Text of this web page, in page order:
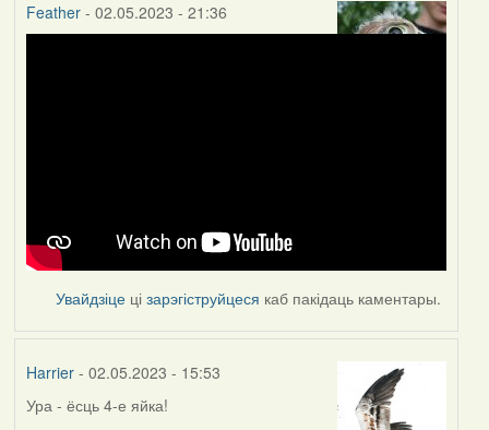
Feather- 02.05.2023 - 21:36
Увайдзіце цізарэгіструйцеся каб пакідаць каментары.
Harrier- 02.05.2023 - 15:53
Ура - ёсць 4-е яйка!